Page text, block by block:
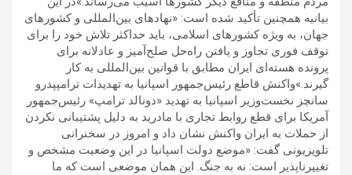
بیانیه همچنین تأکید شده است: «نهادهای بین‌المللی و کشورهای
جهان، به ویژه کشورهای اسلامی، باید حداکثر تلاش خود را برای
توقف فوری تجاوز و یافتن راه‌حل صلح‌آمیز و عادلانه برای
پرونده هسته‌ای ایران مطابق با قوانین بین‌المللی به کار
گیرند.»واکنش قاطع رئیس‌جمهور اسپانیا به تهدیدات ترامپپدرو
سانچز نخست‌وزیر اسپانیا به تهدید «دونالد ترامپ» رئیس‌جمهور
آمریکا برای قطع روابط تجاری با مادرید به دلیل پشتیبانی نکردن
از حملات به ایران واکنش نشان داد و امروز در سخنرانی
تلویزیونی گفت: «موضع دولت اسپانیا در این وضعیت مشخص و
تغییرناپذیر است: نه به جنگ. این همان موضعی است که ما